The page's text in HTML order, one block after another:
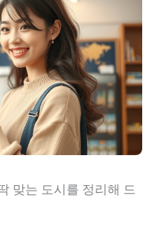
맞는 도시를 정리해 드